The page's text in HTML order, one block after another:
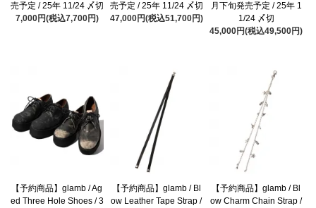
売予定 / 25年 11/24 〆切
7,000円(税込7,700円)
売予定 / 25年 11/24 〆切
47,000円(税込51,700円)
月下旬発売予定 / 25年 1
1/24 〆切
45,000円(税込49,500円)
【予約商品】glamb / Ag
ed Three Hole Shoes / 3
【予約商品】glamb / Bl
ow Leather Tape Strap /
【予約商品】glamb / Bl
ow Charm Chain Strap /